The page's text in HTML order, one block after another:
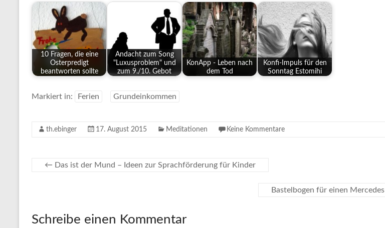
10 Fragen, die eine
Osterpredigt
beantworten sollte
Andacht zum Song
"Luxusproblem" und
zum 9./10. Gebot
KonApp - Leben nach
dem Tod
Konfi-Impuls für den
Sonntag Estomihi
Markiert in: Ferien Grundeinkommen
th.ebinger 17. August 2015 Meditationen Keine Kommentare
← Das ist der Mund – Ideen zur Sprachförderung für Kinder
Bastelbogen für einen Mercedes
Schreibe einen Kommentar